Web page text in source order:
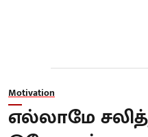
Motivation
எல்லாமே